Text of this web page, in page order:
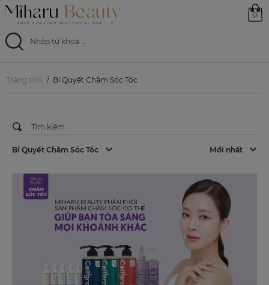
0
Trang chủ
Feed
Trang chủ Bí Quyết Chăm Sóc Tóc
BÍ QUYẾT CHĂM SÓC TÓC
18/12/2024
Bí Quyết Chăm Sóc Tóc Mới nhất